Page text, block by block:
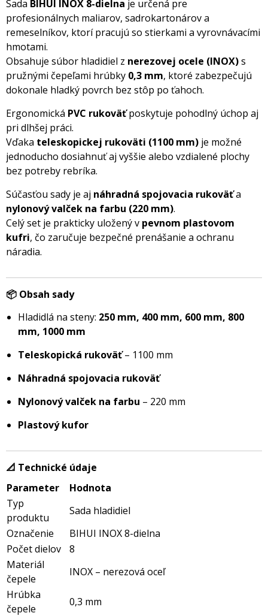
Sada BIHUI INOX 8-dielna je určená pre
profesionálnych maliarov, sadrokartonárov a
remeselníkov, ktorí pracujú so stierkami a vyrovnávacími
hmotami.
Obsahuje súbor hladidiel z nerezovej ocele (INOX)s
pružnými čepeľami hrúbky 0,3 mm, ktoré zabezpečujú
dokonale hladký povrch bez stôp po ťahoch.
Ergonomická PVC rukoväťposkytuje pohodlný úchop aj
pri dlhšej práci.
Vďaka teleskopickej rukoväti (1100 mm) je možné
jednoducho dosiahnuť aj vyššie alebo vzdialené plochy
bez potreby rebríka.
Súčasťou sady je aj náhradná spojovacia rukoväťa
nylonový valček na farbu (220 mm).
Celý set je prakticky uložený v pevnom plastovom
kufri, čo zaručuje bezpečné prenášanie a ochranu
náradia.
📦 Obsah sady
Hladidlá na steny: 250 mm, 400 mm, 600 mm, 800
mm, 1000 mm
Teleskopická rukoväť– 1100 mm
Náhradná spojovacia rukoväť
Nylonový valček na farbu – 220 mm
Plastový kufor
📐 Technické údaje
Parameter
Hodnota
Typ
produktu
Sada hladidiel
Označenie
BIHUI INOX 8-dielna
Počet dielov
8
Materiál
čepele
INOX – nerezová oceľ
Hrúbka
čepele
0,3 mm